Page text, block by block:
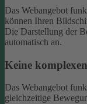
Das Webangebot
können Ihren
Die Darstellung der
automatisch an.
Keine
Das Webangebot
gleichzeitige